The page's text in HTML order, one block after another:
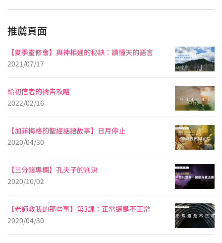
推薦頁面
【夏季靈修會】與神相通的秘訣：讀懂天的語言
2021/07/17
給初信者的禱告攻略
2022/02/16
【加菲梅格的聖經話語故事】日月停止
2020/04/30
【三分錢專欄】孔夫子的判決
2020/10/02
【老師教我的那些事】第3課：正常還是不正常
2020/04/30